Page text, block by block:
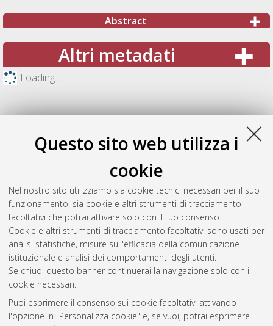
Questo sito web utilizza i
cookie
Nel nostro sito utilizziamo sia cookie tecnici necessari per il suo
funzionamento, sia cookie e altri strumenti di tracciamento
facoltativi che potrai attivare solo con il tuo consenso.
Cookie e altri strumenti di tracciamento facoltativi sono usati per
analisi statistiche, misure sull'efficacia della comunicazione
istituzionale e analisi dei comportamenti degli utenti.
Se chiudi questo banner continuerai la navigazione solo con i
cookie necessari.
Puoi esprimere il consenso sui cookie facoltativi attivando
l'opzione in "Personalizza cookie" e, se vuoi, potrai esprimere
Abstract
Altri metadati
Loading...
Gestione del documento:
Atom
Rss 1.0